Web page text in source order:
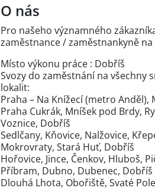
O nás
Pro našeho významného
zaměstnance / zaměstnankyně
Místo výkonu práce : Dobříš
Svozy do zaměstnání na všechny
lokalit:
Praha – Na Knížecí (metro
Praha Cukrák, Mníšek pod Brdy,
Voznice, Dobříš
Sedlčany, Kňovice, Nalžovice,
Mokrovraty, Stará Huť, Dobříš
Hořovice, Jince, Čenkov, Hluboš,
Příbram, Dubno, Dubenec, Dobříš
Dlouhá Lhota, Obořiště, Svaté